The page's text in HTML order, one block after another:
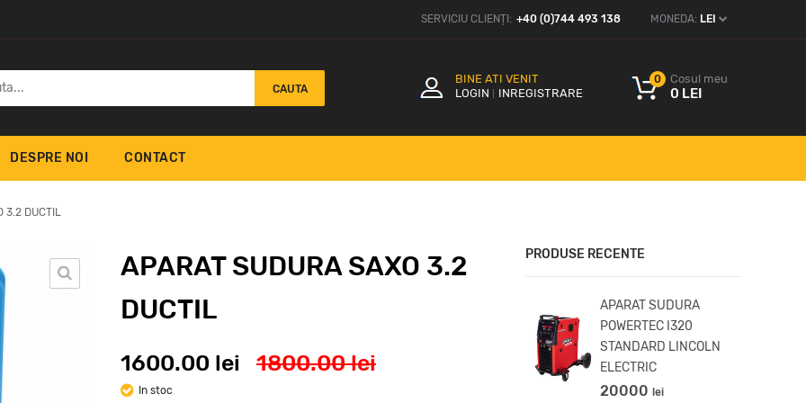
SERVICIU CLIENȚI: +40 (0)744 493 138 MONEDA: LEI
CAUTA
BINE ATI VENIT
LOGIN
INREGISTRARE
Cosul meu
0 LEI
0
DESPRE NOI CONTACT
3.2 DUCTIL
APARAT SUDURA SAXO 3.2
DUCTIL
1600.00 lei 1800.00 lei
In stoc
PRODUSE RECENTE
III 320C
DUCTIL
lei 25000 lei
APARAT SUDURA
POWERTEC I320
STANDARD LINCOLN
ELECTRIC
20000 lei